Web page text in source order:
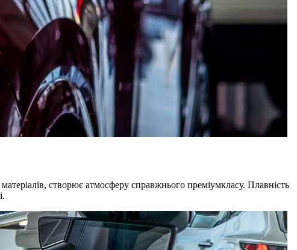
створює атмосферу справжнього преміумкласу. Плавність